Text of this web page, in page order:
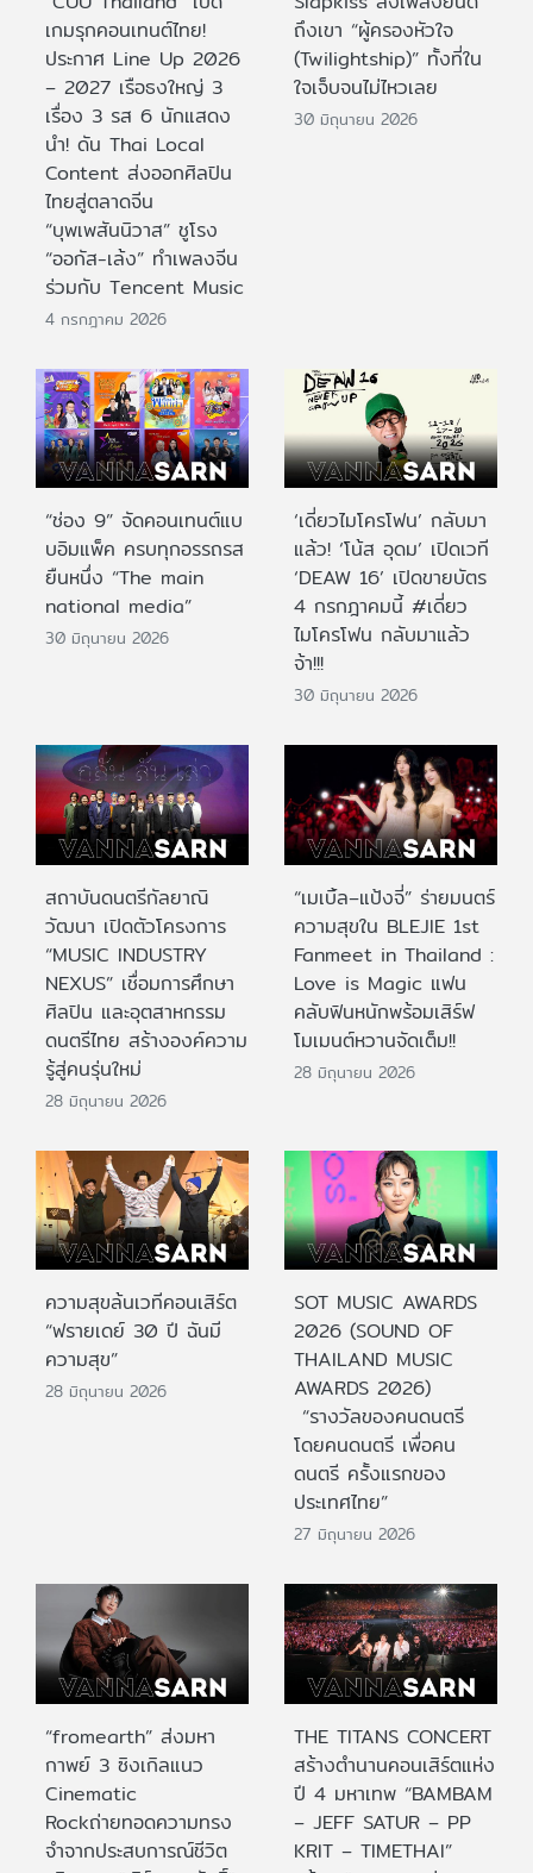
เกมรุกคอนเทนต์ไทย!
ประกาศ Line Up 2026
– 2027 เรือธงใหญ่ 3
เรื่อง 3 รส 6 นักแสดง
นำ! ดัน Thai Local
Content ส่งออกศิลปิน
ไทยสู่ตลาดจีน
“บุพเพสันนิวาส” ชูโรง
“ออกัส-เล้ง” ทำเพลงจีน
ร่วมกับ Tencent Music
4 กรกฎาคม 2026
ถึงเขา “ผู้ครองหัวใจ
(Twilightship)” ทั้งที่ใน
ใจเจ็บจนไม่ไหวเลย
30 มิถุนายน 2026
“ช่อง 9” จัดคอนเทนต์แบ
บอิมแพ็ค ครบทุกอรรถรส
ยืนหนึ่ง “The main
national media”
30 มิถุนายน 2026
‘เดี่ยวไมโครโฟน’ กลับมา
แล้ว! ‘โน้ส อุดม’ เปิดเวที
‘DEAW 16’ เปิดขายบัตร
4 กรกฎาคมนี้ #เดี่ยว
ไมโครโฟน กลับมาแล้ว
จ้า!!!
30 มิถุนายน 2026
สถาบันดนตรีกัลยาณิ
วัฒนา เปิดตัวโครงการ
“MUSIC INDUSTRY
NEXUS” เชื่อมการศึกษา
ศิลปิน และอุตสาหกรรม
ดนตรีไทย สร้างองค์ความ
รู้สู่คนรุ่นใหม่
28 มิถุนายน 2026
“เมเบิ้ล–แป้งจี่” ร่ายมนตร์
ความสุขใน BLEJIE 1st
Fanmeet in Thailand :
Love is Magic แฟน
คลับฟินหนักพร้อมเสิร์ฟ
โมเมนต์หวานจัดเต็ม!!
28 มิถุนายน 2026
ความสุขล้นเวทีคอนเสิร์ต
“ฟรายเดย์ 30 ปี ฉันมี
ความสุข”
28 มิถุนายน 2026
SOT MUSIC AWARDS
2026 (SOUND OF
THAILAND MUSIC
AWARDS 2026)
“รางวัลของคนดนตรี
โดยคนดนตรี เพื่อคน
ดนตรี ครั้งแรกของ
ประเทศไทย”
27 มิถุนายน 2026
“fromearth” ส่งมหา
กาพย์ 3 ซิงเกิลแนว
Cinematic
Rockถ่ายทอดความทรง
จำจากประสบการณ์ชีวิต
THE TITANS CONCERT
สร้างตำนานคอนเสิร์ตแห่ง
ปี 4 มหาเทพ “BAMBAM
– JEFF SATUR – PP
KRIT – TIMETHAI”